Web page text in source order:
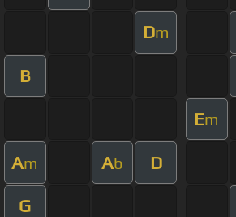
Dm
B
Em
Am Ab D
G